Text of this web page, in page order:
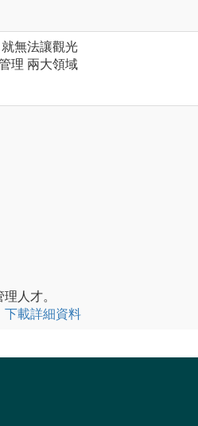
無法讓觀光
理 兩大領域
人才。
下載詳細資料